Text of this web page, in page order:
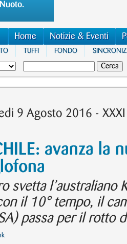
Home Notizie & Eventi
TUFFI FONDO
9 Agosto 2016 -
avanza la
svetta l’australiano
il 10° tempo, il
passa per il rotto